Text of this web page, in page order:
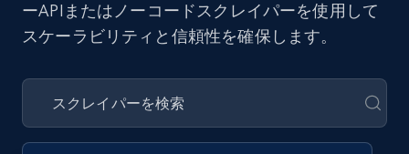
ーAPIまたはノーコードスクレイパーを使用して
スケーラビリティと信頼性を確保します。